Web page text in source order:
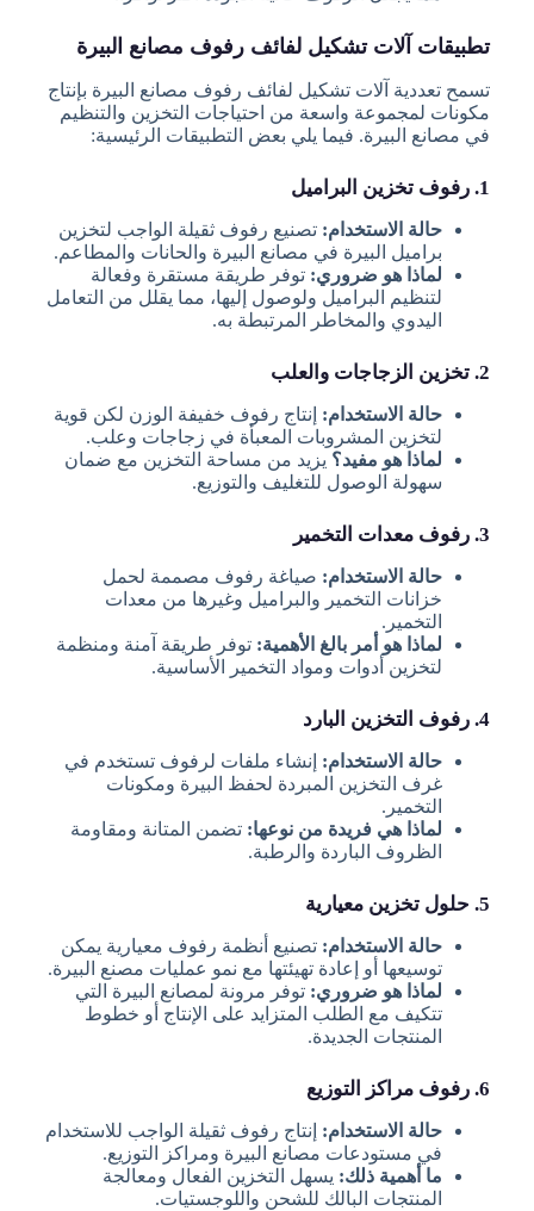
تطبيقات آلات تشكيل لفائف رفوف مصانع البيرة
تسمح تعددية آلات تشكيل لفائف رفوف مصانع البيرة بإنتاج
مكونات لمجموعة واسعة من احتياجات التخزين والتنظيم
في مصانع البيرة. فيما يلي بعض التطبيقات الرئيسية:
1. رفوف تخزين البراميل
حالة الاستخدام: تصنيع رفوف ثقيلة الواجب لتخزين
براميل البيرة في مصانع البيرة والحانات والمطاعم.
لماذا هو ضروري: توفر طريقة مستقرة وفعالة
لتنظيم البراميل ولوصول إليها، مما يقلل من التعامل
اليدوي والمخاطر المرتبطة به.
2. تخزين الزجاجات والعلب
حالة الاستخدام: إنتاج رفوف خفيفة الوزن لكن قوية
لتخزين المشروبات المعبأة في زجاجات وعلب.
لماذا هو مفيد؟ يزيد من مساحة التخزين مع ضمان
سهولة الوصول للتغليف والتوزيع.
3. رفوف معدات التخمير
حالة الاستخدام: صياغة رفوف مصممة لحمل
خزانات التخمير والبراميل وغيرها من معدات
التخمير.
لماذا هو أمر بالغ الأهمية: توفر طريقة آمنة ومنظمة
لتخزين أدوات ومواد التخمير الأساسية.
4. رفوف التخزين البارد
حالة الاستخدام: إنشاء ملفات لرفوف تستخدم في
غرف التخزين المبردة لحفظ البيرة ومكونات
التخمير.
لماذا هي فريدة من نوعها: تضمن المتانة ومقاومة
الظروف الباردة والرطبة.
5. حلول تخزين معيارية
حالة الاستخدام: تصنيع أنظمة رفوف معيارية يمكن
توسيعها أو إعادة تهيئتها مع نمو عمليات مصنع البيرة.
لماذا هو ضروري: توفر مرونة لمصانع البيرة التي
تتكيف مع الطلب المتزايد على الإنتاج أو خطوط
المنتجات الجديدة.
6. رفوف مراكز التوزيع
حالة الاستخدام: إنتاج رفوف ثقيلة الواجب للاستخدام
في مستودعات مصانع البيرة ومراكز التوزيع.
ما أهمية ذلك: يسهل التخزين الفعال ومعالجة
المنتجات البالك للشحن واللوجستيات.